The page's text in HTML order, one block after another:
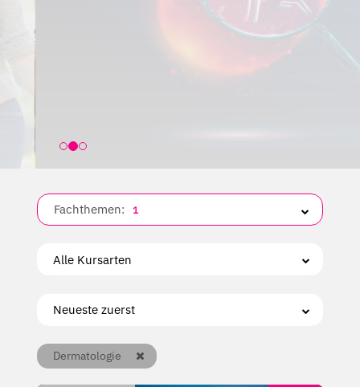
Fachthemen: 1
Dermatologie